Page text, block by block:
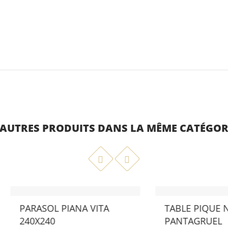
179,00 €
PRODUITS DANS LA MÊME
PIANA VITA
TABLE PIQUE NIQUE
PANTAGRUEL